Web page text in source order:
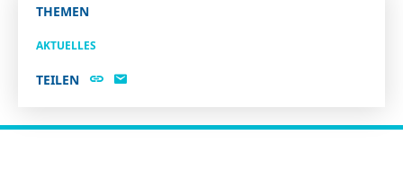
THEMEN
AKTUELLES
TEILEN